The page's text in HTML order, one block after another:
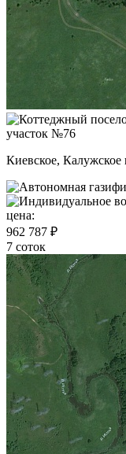
участок №76
Киевское, Калужское
цена:
962 787 ₽
7 соток